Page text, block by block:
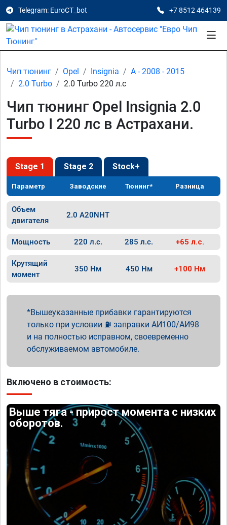
Telegram: EuroCT_bot +7 8512 464139
Чип тюнинг Opel Insignia
A - 2008 - 2015
2.0 Turbo
2.0 Turbo 220 л.с
Чип тюнинг Opel Insignia 2.0
Turbo I 220 лс в Астрахани.
Stage 1 Stage 2 Stock+
Параметр Заводские Тюнинг* Разница
Объем
двигателя
2.0 A20NHT
Мощность 220 л.с. 285 л.с. +65 л.с.
Крутящий
момент
350 Нм 450 Нм +100 Нм
Вышеуказанные прибавки гарантируются
только при условии ⛽ заправки АИ100/АИ98
и на полностью исправном, своевременно
обслуживаемом автомобиле.
Включено в стоимость:
Выше тяга - прирост момента с низких
оборотов.